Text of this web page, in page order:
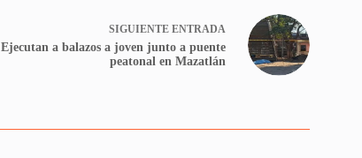
SIGUIENTE ENTRADA
Ejecutan a balazos a joven junto a puente
peatonal en Mazatlán